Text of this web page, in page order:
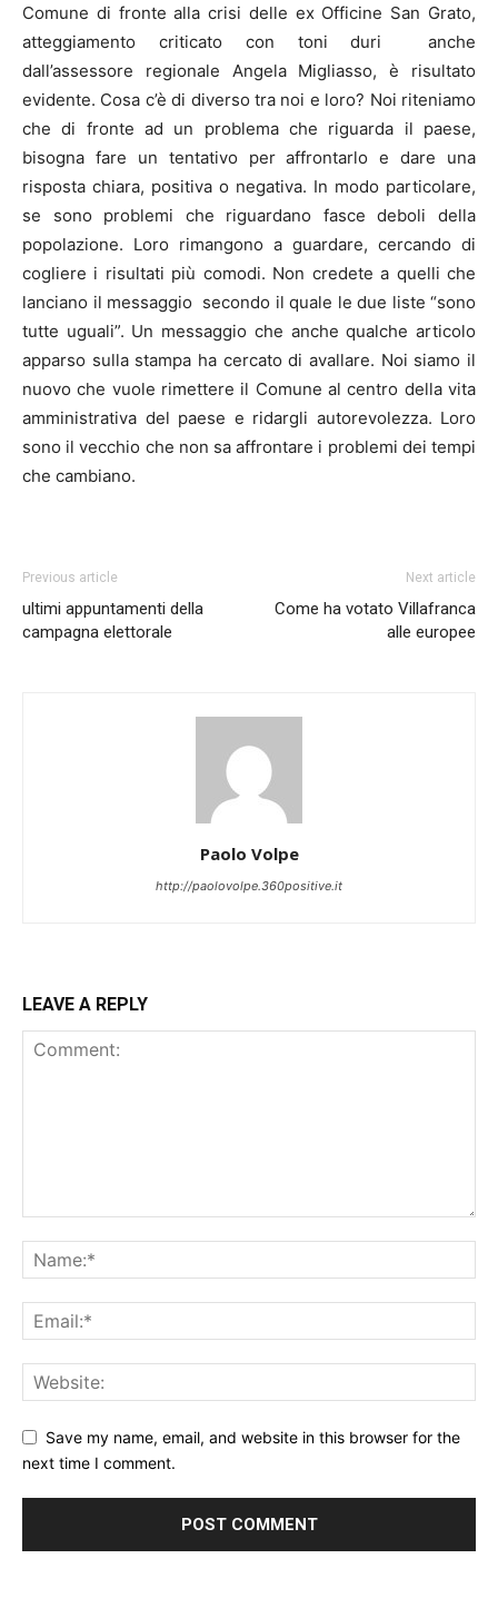
Comune di fronte alla crisi delle ex Officine San Grato,
atteggiamento criticato con toni duri anche
dall’assessore regionale Angela Migliasso, è risultato
evidente. Cosa c’è di diverso tra noi e loro? Noi riteniamo
che di fronte ad un problema che riguarda il paese,
bisogna fare un tentativo per affrontarlo e dare una
risposta chiara, positiva o negativa. In modo particolare,
se sono problemi che riguardano fasce deboli della
popolazione. Loro rimangono a guardare, cercando di
cogliere i risultati più comodi. Non credete a quelli che
lanciano il messaggio secondo il quale le due liste “sono
tutte uguali”. Un messaggio che anche qualche articolo
apparso sulla stampa ha cercato di avallare. Noi siamo il
nuovo che vuole rimettere il Comune al centro della vita
amministrativa del paese e ridargli autorevolezza. Loro
sono il vecchio che non sa affrontare i problemi dei tempi
che cambiano.
Previous article
ultimi appuntamenti della
campagna elettorale
Next article
Come ha votato Villafranca
alle europee
Paolo Volpe
http://paolovolpe.360positive.it
LEAVE A REPLY
Save my name, email, and website in this browser for the
next time I comment.